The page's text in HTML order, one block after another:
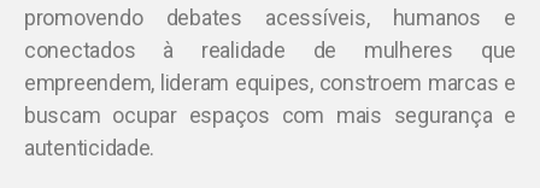
promovendo debates acessíveis, humanos e
conectados à realidade de mulheres que
empreendem, lideram equipes, constroem marcas e
buscam ocupar espaços com mais segurança e
autenticidade.